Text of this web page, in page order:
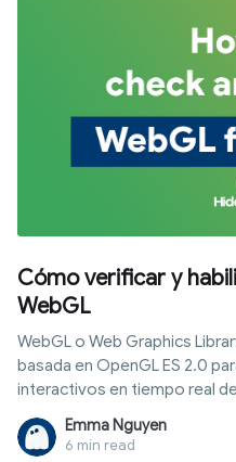
Cómo verificar y
WebGL
WebGL o Web Graphics
basada en OpenGL ES 2.0
interactivos en tiempo real
web compatibles sin el uso
Emma Nguyen
6 min read